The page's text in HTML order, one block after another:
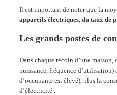
Il est important de noter que la
appareils électriques, du taux de
Les grands postes de
Dans chaque recoin d’une maison,
puissance, fréquence d’utilisation)
d’occupants est élevé), plus la
d’électricité :